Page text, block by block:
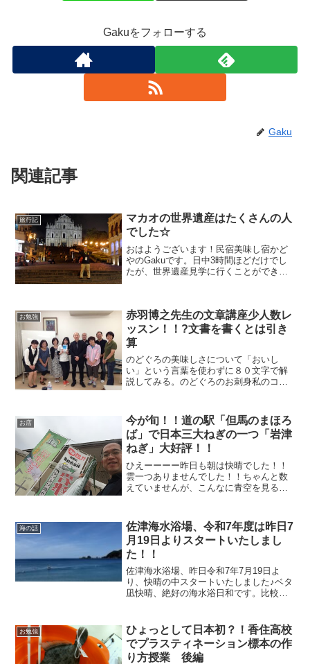
Gakuをフォローする
Gaku
関連記事
旅行記
マカオの世界遺産はたくさんの人
でした☆
おはようございます！民宿美味し宿かど
やのGakuです。日中3時間ほどだけでし
たが、世界遺産見学に行くことができま
化遺産に登録...
お勉強
赤羽博之先生の文章講座少人数レ
ッスン！！?文書を書くとは引き
算
のどぐろの美味しさについて「おいし
い」という言葉を使わずに８０文字で解
説してみる。のどぐろのお刺身私のコピ
間、ふわっと広がる脂。うま味いっぱい
のノドグロは、焼き魚・煮魚...
お店
今が旬！！道の駅「但馬のまほろ
ば」で日本三大ねぎの一つ「岩津
ねぎ」大好評！！
ひえーーーー昨日も朝は快晴でした！！
雲一つありませんでした！！ちゃんと数
えていませんが、こんなに青空を見るこ
い・・・おはようございます！民宿美味
し宿かどやのガクです。大...
海の話
佐津海水浴場、令和7年度は昨日7
月19日よりスタートいたしまし
た！！
佐津海水浴場、昨日令和7年7月19日よ
り、快晴の中スタートいたしました♪ベタ
凪快晴、絶好の海水浴日和です。比較的
お勉強
ひょっとして日本初？！香住高校
でプラスティネーション標本の作
り方授業 後編